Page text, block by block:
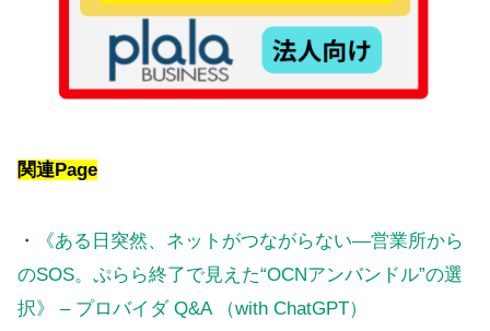
関連Page
・
《ある日突然、ネットがつながらない—営業所から
のSOS。ぷらら終了で見えた“OCNアンバンドル”の選
択》 – プロバイダ Q&A （with ChatGPT）